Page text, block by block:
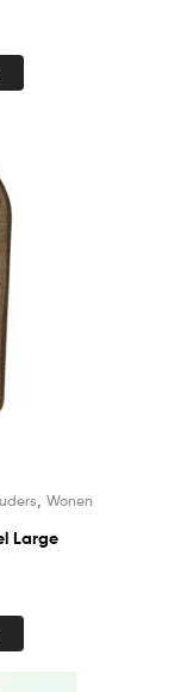
Wonen
Large